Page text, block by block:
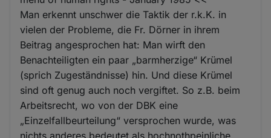
Man erkennt unschwer die Taktik der r.k.K. in
vielen der Probleme, die Fr. Dörner in ihrem
Beitrag angesprochen hat: Man wirft den
Benachteiligten ein paar „barmherzige“ Krümel
(sprich Zugeständnisse) hin. Und diese Krümel
sind oft genug auch noch vergiftet. So z.B. beim
Arbeitsrecht, wo von der DBK eine
„Einzelfallbeurteilung“ versprochen wurde, was